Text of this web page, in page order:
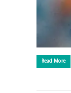
Read More